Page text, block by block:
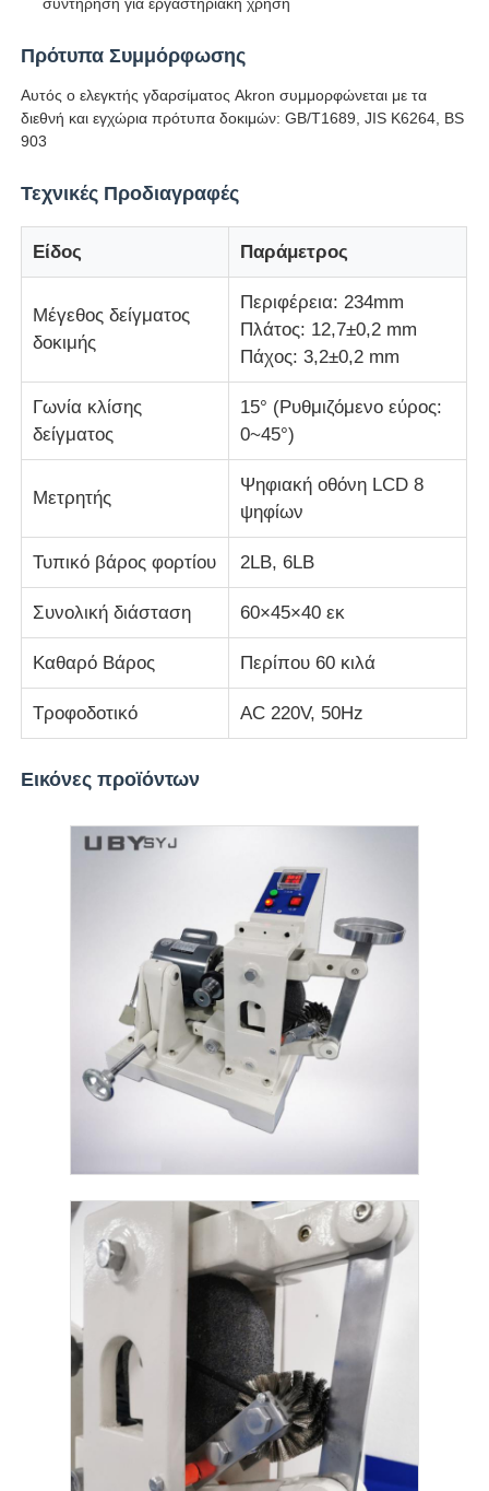
Μηχανή δοκιμής κρούσεων
Μηχανή δοκιμής γδαρσίματος
λαστιχένιος εξοπλισμός δοκιμής
Εξοπλισμός δοκιμής υποδημάτων
Εξοπλισμός δοκιμής δομικών υλικών
Εξοπλισμός δοκιμής συσκευασίας
Εξοπλισμός δοκιμής συγκολλητικών
μηχανή δοκιμής υφασμάτων
Ελεγκτής θερμοκρασίας και υγρασίας
Πρότυπα Συμμόρφωσης
Αυτός ο ελεγκτής γδαρσίματος Akron συμμορφώνεται με τα
διεθνή και εγχώρια πρότυπα δοκιμών: GB/T1689, JIS K6264, BS
903
Τεχνικές Προδιαγραφές
Είδος Παράμετρος
Μέγεθος δείγματος
δοκιμής
Περιφέρεια: 234mm
Πλάτος: 12,7±0,2 mm
Πάχος: 3,2±0,2 mm
Γωνία κλίσης
δείγματος
15° (Ρυθμιζόμενο εύρος:
0~45°)
Μετρητής
Ψηφιακή οθόνη LCD 8
ψηφίων
Τυπικό βάρος φορτίου 2LB, 6LB
Συνολική διάσταση 60×45×40 εκ
Καθαρό Βάρος Περίπου 60 κιλά
Τροφοδοτικό AC 220V, 50Hz
Εικόνες προϊόντων